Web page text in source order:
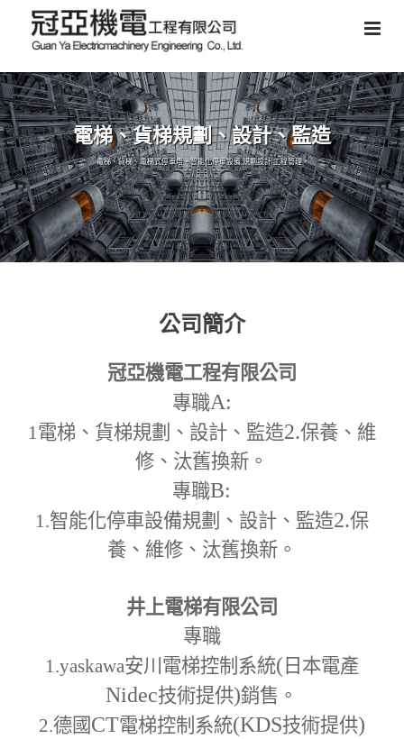
電梯、貨梯規劃、設計、監造
電梯、貨梯、電梯式停車塔、智能化停車設備,規劃設計,工程管理。
公司簡介
冠亞機電工程有限公司
專職A:
1電梯、貨梯規劃、設計、監造2.保養、維
修、汰舊換新。
專職B:
1.智能化停車設備規劃、設計、監造2.保
養、維修、汰舊換新。
井上電梯有限公司
專職
1.yaskawa安川電梯控制系統( 日本電產
Nidec技術提供)銷售。
2.德國 CT電梯控制系統(KDS技術提供)